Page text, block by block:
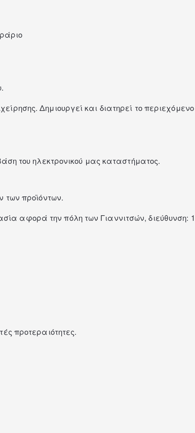
Δημιουργεί και διατηρεί το
του ηλεκτρονικού μας καταστήματος.
των προϊόντων.
αφορά την πόλη των Γιαννιτσών, διεύθυνση:
προτεραιότητες.